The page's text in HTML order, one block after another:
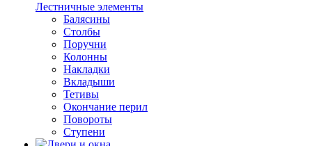
Лестничные элементы
Балясины
Столбы
Поручни
Колонны
Накладки
Вкладыши
Тетивы
Окончание перил
Повороты
Ступени